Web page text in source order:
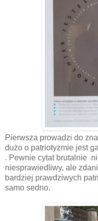
Pierwsza prowadzi do
dużo o patriotyzmie jest
. Pewnie cytat brutalnie
niesprawiedliwy, ale
bardziej prawdziwych
samo sedno.